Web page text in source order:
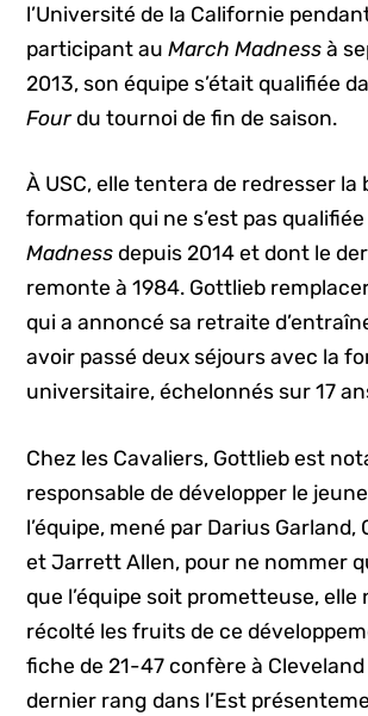
l’Université de la Californie
participant auMarch Madnessà
2013, son équipe s’était qualifiée
Fourdu tournoi de fin de saison.
À USC, elle tentera de redresser la
formation qui ne s’est pas
Madnessdepuis 2014 et dont le
remonte à 1984. Gottlieb
qui a annoncé sa retraite
avoir passé deux séjours avec la
universitaire, échelonnés sur 17
Chez les Cavaliers, Gottlieb est
responsable de développer le
l’équipe, mené par Darius Garland,
et Jarrett Allen, pour ne nommer
que l’équipe soit prometteuse, elle
récolté les fruits de ce
fiche de 21-47 confère à Cleveland
dernier rang dans l’Est